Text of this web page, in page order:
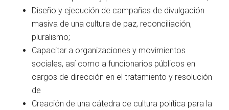
Diseño y ejecución de campañas de divulgación
masiva de una cultura de paz, reconciliación,
pluralismo;
Capacitar a organizaciones y movimientos
sociales, así como a funcionarios públicos en
cargos de dirección en el tratamiento y resolución
de
Creación de una cátedra de cultura política para la